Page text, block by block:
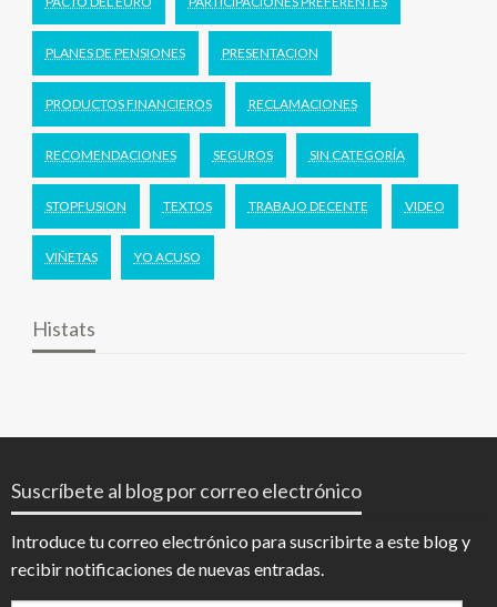
PLANES DE PENSIONES PRESENTACION
PRODUCTOS FINANCIEROS RECLAMACIONES
RECOMENDACIONES SEGUROS SIN CATEGORÍA
STOPFUSION TEXTOS TRABAJO DECENTE VIDEO
VIÑETAS YO ACUSO
Histats
Suscríbete al blog por correo electrónico
Introduce tu correo electrónico para suscribirte a este blog y
recibir notificaciones de nuevas entradas.